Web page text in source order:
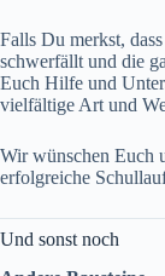
Falls Du merkst,
schwerfällt und die
Euch Hilfe und
vielfältige Art und
Wir wünschen Euch
erfolgreiche
Und sonst noch